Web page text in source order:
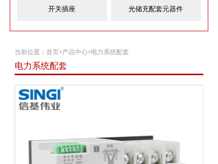
开关插座 光储充配套元器件
当前位置： 首页>产品中心>电力系统配套
电力系统配套